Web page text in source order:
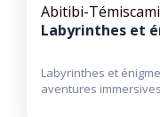
Abitibi-
Labyrinthes et
Labyrinthes et
aventures